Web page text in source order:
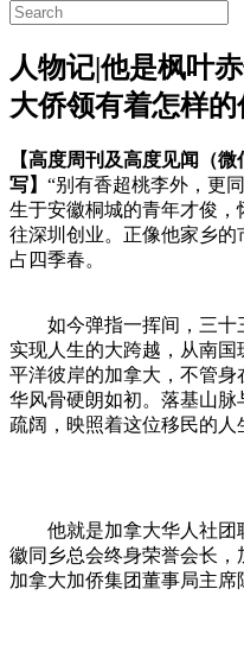
人物记|他是枫叶
大侨领有着怎样的
【高度周刊及高度见闻（
写】 “别有香超桃李外，更
生于安徽桐城的青年才俊
往深圳创业。正像他家乡
占四季春。
如今弹指一挥间，三十
实现人生的大跨越，从南
平洋彼岸的加拿大，不管
华风骨硬朗如初。落基山
疏阔，映照着这位移民的人
他就是加拿大华人社团
徽同乡总会终身荣誉会长，
加拿大加侨集团董事局主席